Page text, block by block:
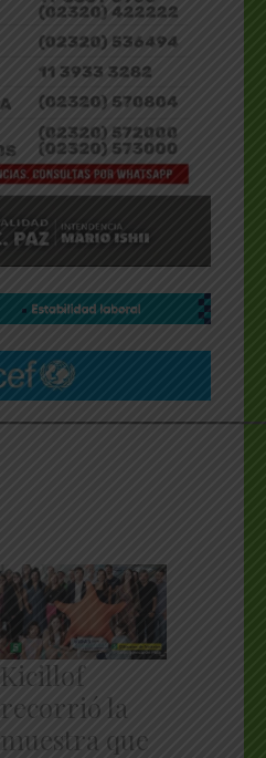
Kicillof
recorrió la
muestra que